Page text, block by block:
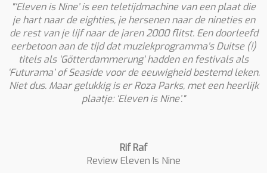
"‘Eleven is Nine’ is een teletijdmachine van een plaat die
je hart naar de eighties, je hersenen naar de nineties en
de rest van je lijf naar de jaren 2000 flitst. Een doorleefd
eerbetoon aan de tijd dat muziekprogramma’s Duitse (!)
titels als ‘Götterdammerung’ hadden en festivals als
‘Futurama’ of Seaside voor de eeuwigheid bestemd leken.
Niet dus. Maar gelukkig is er Roza Parks, met een heerlijk
plaatje: ‘Eleven is Nine’."
Rif Raf
Review Eleven Is Nine